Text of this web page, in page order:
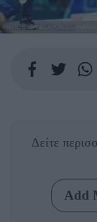
PHOTO BY DANIELA PORCELLI/
Δείτε
Add